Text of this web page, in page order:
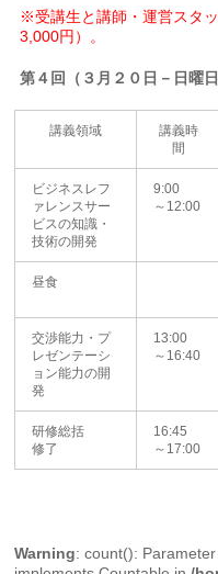
※受講生と講師・運営スタ
3,000円） 。
第４回（３月２０日－日曜日
講義領域
講義時
間
ビジネスレフ
ァレンスサー
ビスの知識・
技術の開発
9:00
～12:00
昼食
交渉能力・プ
レゼンテーシ
ョン能力の開
発
13:00
～16:40
研修総括
修了
16:45
～17:00
Warning: count():